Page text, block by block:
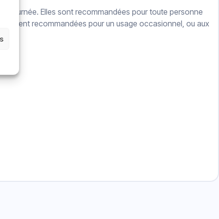
journée. Elles sont recommandées pour toute personne
recommandées pour un usage occasionnel, ou aux